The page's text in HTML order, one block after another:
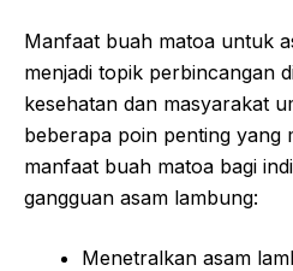
Manfaat buah matoa untuk
menjadi topik perbincangan
kesehatan dan masyarakat
beberapa poin penting yang
manfaat buah matoa bagi
gangguan asam lambung:
Menetralkan asam